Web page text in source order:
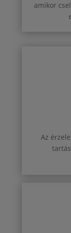
amikor
Az